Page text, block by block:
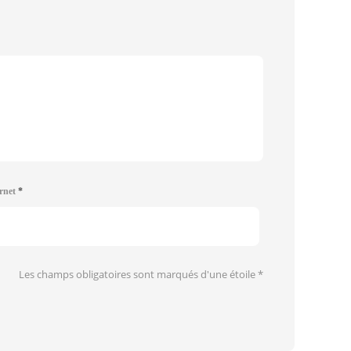
*
Les champs obligatoires sont marqués d'une étoile*